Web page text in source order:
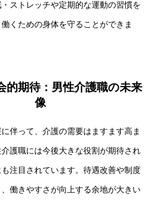
ストレッチや定期的な運動の習慣を
くための身体を守ることができま
的期待：男性介護職の未来
像
伴って、介護の需要はますます高ま
護職には今後大きな役割が期待され
注目されています。待遇改善や制度
働きやすさが向上する余地が大きい